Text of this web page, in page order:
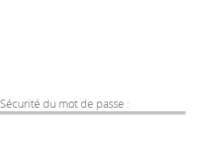
Sécurité du mot de passe :